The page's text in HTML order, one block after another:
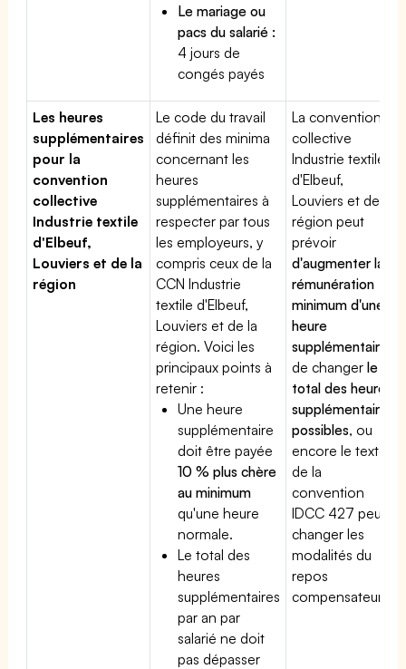
Le mariage ou
pacs du salarié :
4 jours de
congés payés
Les heures
supplémentaires
pour la
convention
collective
Industrie textile
d'Elbeuf,
Louviers et de la
région
Le code du travail
définit des minima
concernant les
heures
supplémentaires à
respecter par tous
les employeurs, y
compris ceux de la
CCN Industrie
textile d'Elbeuf,
Louviers et de la
région. Voici les
principaux points à
retenir :
Une heure
supplémentaire
doit être payée
10 % plus chère
au minimum
qu'une heure
normale.
Le total des
heures
supplémentaires
par an par
salarié ne doit
pas dépasser
La convention
collective
Industrie textile
d'Elbeuf,
Louviers et de la
région peut
prévoir
d'augmenter la
rémunération
minimum d'une
heure
supplémentaire
de changerle
total des heures
supplémentaires
possibles, ou
encore le texte
de la
convention
IDCC 427 peut
changer les
modalités du
repos
compensateur.